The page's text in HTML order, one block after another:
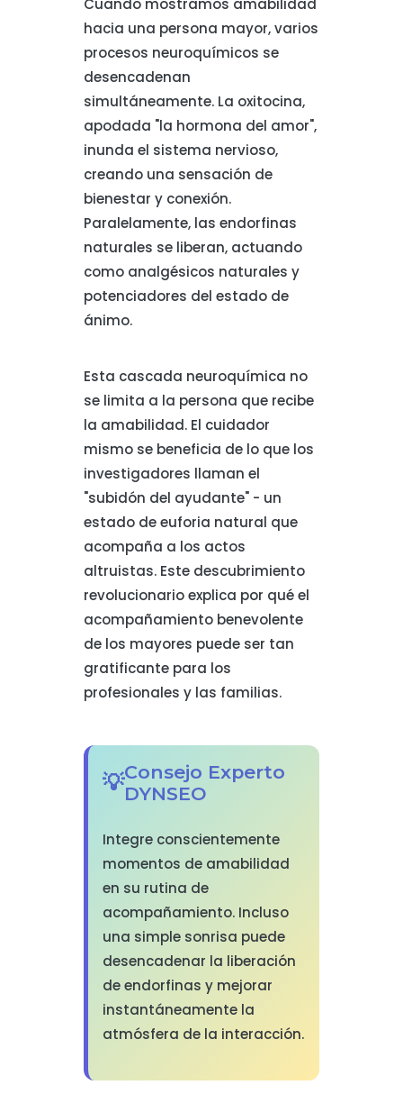
Cuando mostramos amabilidad
hacia una persona mayor, varios
procesos neuroquímicos se
desencadenan
simultáneamente. La oxitocina,
apodada "la hormona del amor",
inunda el sistema nervioso,
creando una sensación de
bienestar y conexión.
Paralelamente, las endorfinas
naturales se liberan, actuando
como analgésicos naturales y
potenciadores del estado de
ánimo.
Esta cascada neuroquímica no
se limita a la persona que recibe
la amabilidad. El cuidador
mismo se beneficia de lo que los
investigadores llaman el
"subidón del ayudante" - un
estado de euforia natural que
acompaña a los actos
altruistas. Este descubrimiento
revolucionario explica por qué el
acompañamiento benevolente
de los mayores puede ser tan
gratificante para los
profesionales y las familias.
Consejo Experto
DYNSEO
Integre conscientemente
momentos de amabilidad
en su rutina de
acompañamiento. Incluso
una simple sonrisa puede
desencadenar la liberación
de endorfinas y mejorar
instantáneamente la
atmósfera de la interacción.